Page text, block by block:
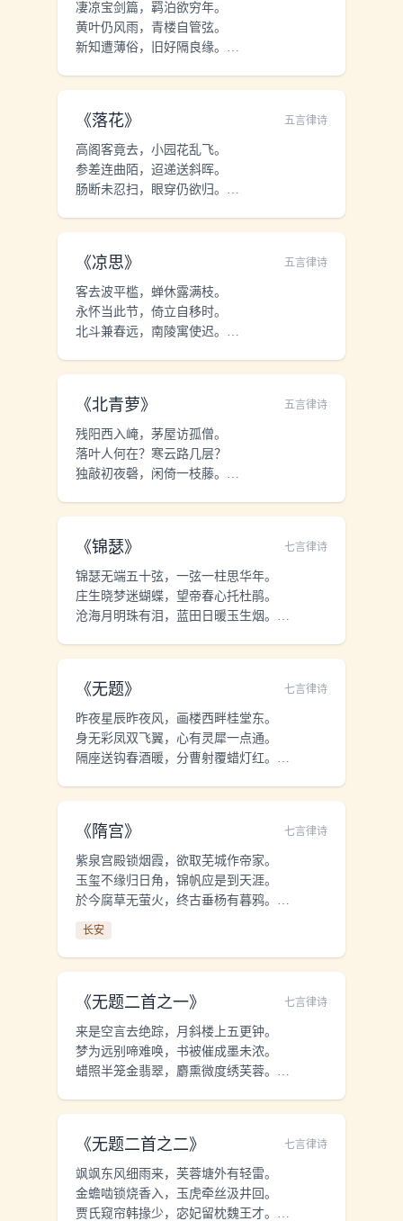
表曰臣愈昧死上，咏神圣功书之碑。
碑高三丈字如斗，负以灵鳌蟠以螭。
句奇语重喻者少，谗之天子言其私。
公之斯文若元气，先时已入人肝脾。
汤盘孔鼎有述作，今无其器存其辞。
呜呼圣皇及圣相，相与烜赫流淳熙。
公之斯文不示后，曷与三五相攀追。
愿书万本诵万过，口角流沫右手胝。
传之七十有二代，以为封禅玉检明堂基。
凄凉宝剑篇，羁泊欲穷年。
黄叶仍风雨，青楼自管弦。
新知遭薄俗，旧好隔良缘。
《落花》 五言律诗
高阁客竟去，小园花乱飞。
参差连曲陌，迢递送斜晖。
肠断未忍扫，眼穿仍欲归。
《凉思》 五言律诗
客去波平槛，蝉休露满枝。
永怀当此节，倚立自移时。
北斗兼春远，南陵寓使迟。
《北青萝》 五言律诗
残阳西入崦，茅屋访孤僧。
落叶人何在？寒云路几层？
独敲初夜磬，闲倚一枝藤。
《锦瑟》 七言律诗
锦瑟无端五十弦，一弦一柱思华年。
庄生晓梦迷蝴蝶，望帝春心托杜鹃。
沧海月明珠有泪，蓝田日暖玉生烟。
《无题》 七言律诗
昨夜星辰昨夜风，画楼西畔桂堂东。
身无彩凤双飞翼，心有灵犀一点通。
隔座送钩春酒暖，分曹射覆蜡灯红。
《 隋宫》 七言律诗
紫泉宫殿锁烟霞，欲取芜城作帝家。
玉玺不缘归日角，锦帆应是到天涯。
於今腐草无萤火，终古垂杨有暮鸦。
地下若逢陈后主，岂宜重问后庭花？
长安
《无题二首之一》 七言律诗
来是空言去绝踪，月斜楼上五更钟。
梦为远别啼难唤，书被催成墨未浓。
蜡照半笼金翡翠，麝熏微度绣芙蓉。
《无题二首之二》 七言律诗
飒飒东风细雨来，芙蓉塘外有轻雷。
金蟾啮锁烧香入，玉虎牵丝汲井回。
贾氏窥帘韩掾少，宓妃留枕魏王才。